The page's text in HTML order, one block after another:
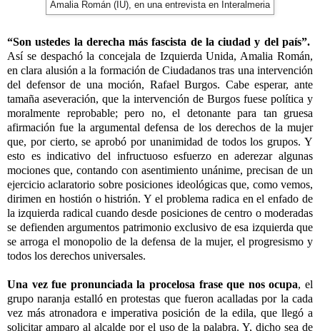
Amalia Román (IU), en una entrevista en Interalmeria
“Son ustedes la derecha más fascista de la ciudad y del país”.
Así se despachó la concejala de Izquierda Unida, Amalia Román,
en clara alusión a la formación de Ciudadanos tras una intervención
del defensor de una moción, Rafael Burgos. Cabe esperar, ante
tamaña aseveración, que la intervención de Burgos fuese política y
moralmente reprobable; pero no, el detonante para tan gruesa
afirmación fue la argumental defensa de los derechos de la mujer
que, por cierto, se aprobó por unanimidad de todos los grupos. Y
esto es indicativo del infructuoso esfuerzo en aderezar algunas
mociones que, contando con asentimiento unánime, precisan de un
ejercicio aclaratorio sobre posiciones ideológicas que, como vemos,
dirimen en hostión o histrión. Y el problema radica en el enfado de
la izquierda radical cuando desde posiciones de centro o moderadas
se defienden argumentos patrimonio exclusivo de esa izquierda que
se arroga el monopolio de la defensa de la mujer, el progresismo y
todos los derechos universales.
Una vez fue pronunciada la procelosa frase que nos ocupa, el
grupo naranja estalló en protestas que fueron acalladas por la cada
vez más atronadora e imperativa posición de la edila, que llegó a
solicitar amparo al alcalde por el uso de la palabra. Y, dicho sea de